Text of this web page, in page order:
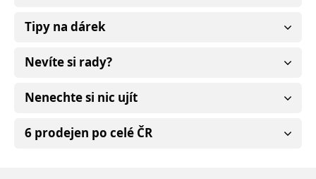
Tipy na dárek
Nevíte si rady?
Nenechte si nic ujít
6 prodejen po celé ČR